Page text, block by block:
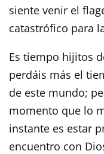
siente venir el
catastrófico para
Es tiempo hijitos
perdáis más el
de este mundo;
momento que lo
instante es estar
encuentro con